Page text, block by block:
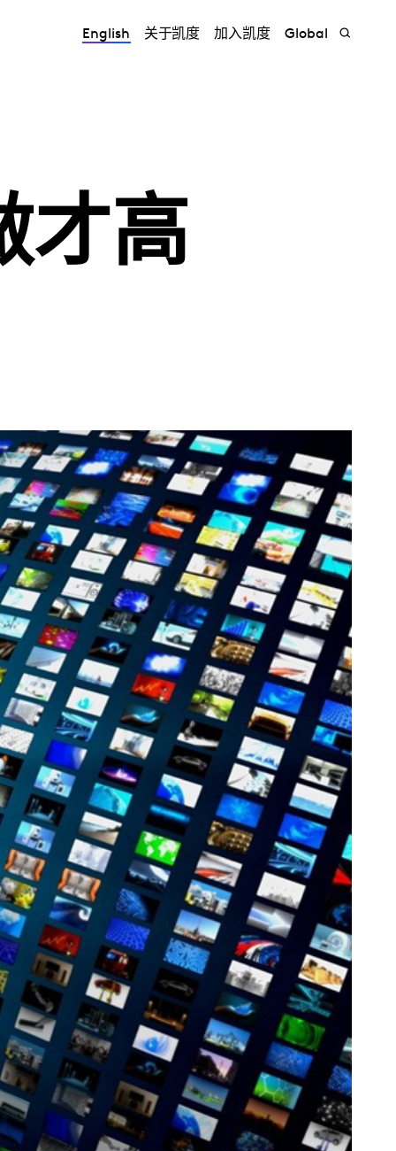
English 关于凯度 加入凯度 Global
才高